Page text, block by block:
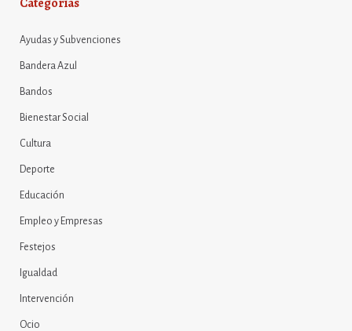
Ayudas y Subvenciones
Bandera Azul
Bandos
Bienestar Social
Cultura
Deporte
Educación
Empleo y Empresas
Festejos
Igualdad
Intervención
Ocio